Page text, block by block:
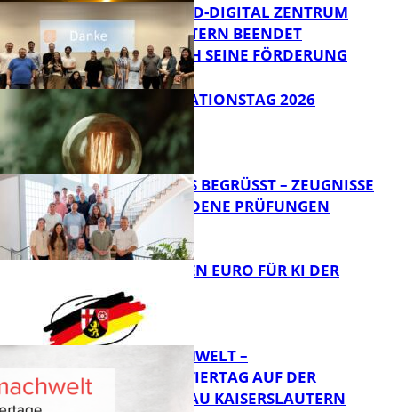
Bildung
FB News
MITTELSTAND-DIGITAL ZENTRUM
KAISERSLAUTERN BEENDET
ERFOLGREICH SEINE FÖRDERUNG
Bildung
SIAK-INNOVATIONSTAG 2026
NEUE AZUBIS BEGRÜSST – ZEUGNISSE F
ÜR BESTANDENE PRÜFUNGEN
Bildung
20 MILLIONEN EURO FÜR KI DER
ZUKUNFT
MI(N)TMACHWELT –
EXPERIMENTIERTAG AUF DER
GARTENSCHAU KAISERSLAUTERN